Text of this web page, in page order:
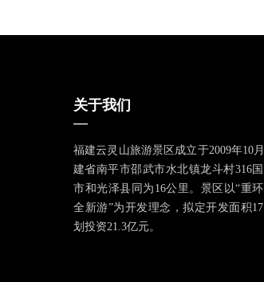
关于我们
—
福建云灵山旅游景区成立于2009年10
建省南平市邵武市水北镇龙斗村316
市和光泽县同为16公里。景区以“重环
全新游”为开发理念，拟定开发面积
划投资21.3亿元。